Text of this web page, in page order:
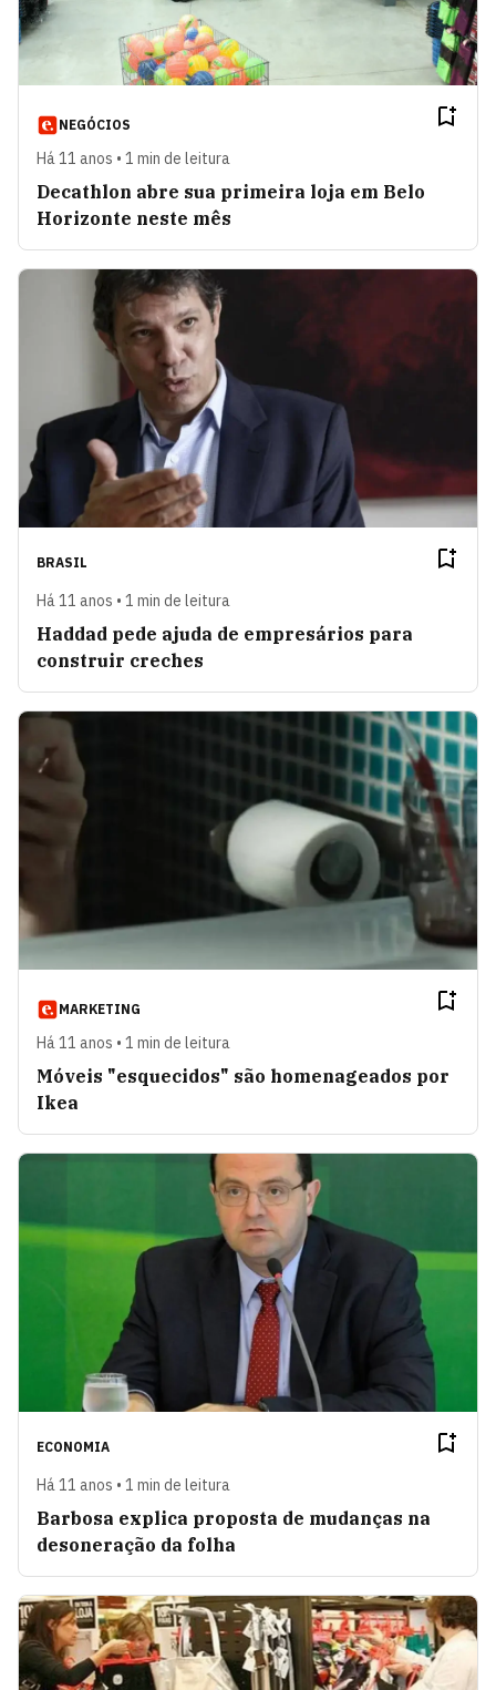
NEGÓCIOS
Há 11 anos • 1 min de leitura
Decathlon abre sua primeira loja em Belo
Horizonte neste mês
BRASIL
Há 11 anos • 1 min de leitura
Haddad pede ajuda de empresários para
construir creches
MARKETING
Há 11 anos • 1 min de leitura
Móveis "esquecidos" são homenageados por
Ikea
ECONOMIA
Há 11 anos • 1 min de leitura
Barbosa explica proposta de mudanças na
desoneração da folha